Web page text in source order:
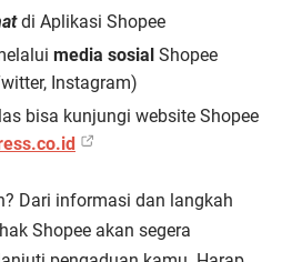
di Aplikasi Shopee
media sosial Shopee
Instagram)
bisa kunjungi website Shopee
Dari informasi dan langkah
Shopee akan segera